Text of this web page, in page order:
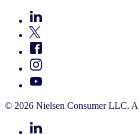
© 2026 Nielsen Consumer LLC.